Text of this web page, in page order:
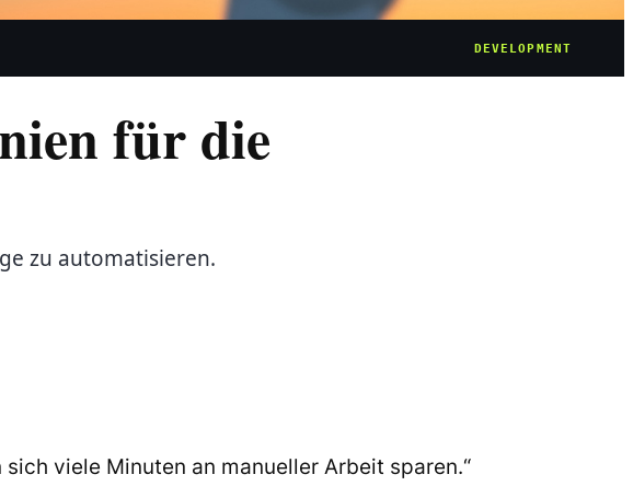
DEVELOPMENT
für die
zu automatisieren.
viele Minuten an manueller Arbeit sparen.“